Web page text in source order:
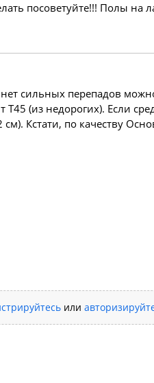
посоветуйте!!! Полы на
сильных перепадов
(из недорогих). Если
Кстати, по качеству
или